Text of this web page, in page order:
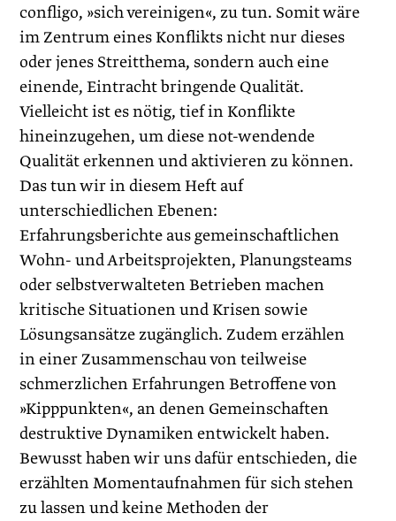
confligo, »sich vereinigen«, zu tun. Somit wäre
im Zentrum eines Konflikts nicht nur dieses
oder jenes Streitthema, sondern auch eine
einende, Eintracht bringende Qualität.
Vielleicht ist es nötig, tief in Konflikte
hineinzugehen, um diese not-wendende
Qualität erkennen und aktivieren zu können.
Das tun wir in diesem Heft auf
unterschiedlichen Ebenen:
Erfahrungsberichte aus gemeinschaftlichen
Wohn- und Arbeits­projekten, Planungsteams
oder selbstverwalteten Betrieben machen
kritische Situationen und Krisen sowie
Lösungsansätze zugänglich. Zudem erzählen
in einer Zusammenschau von teilweise
schmerzlichen Erfahrungen Betroffene von
»Kipppunkten«, an denen Gemeinschaften
destruktive Dynamiken entwickelt haben.
Bewusst haben wir uns dafür entschieden, die
erzählten Moment­aufnahmen für sich stehen
zu lassen und keine Methoden der